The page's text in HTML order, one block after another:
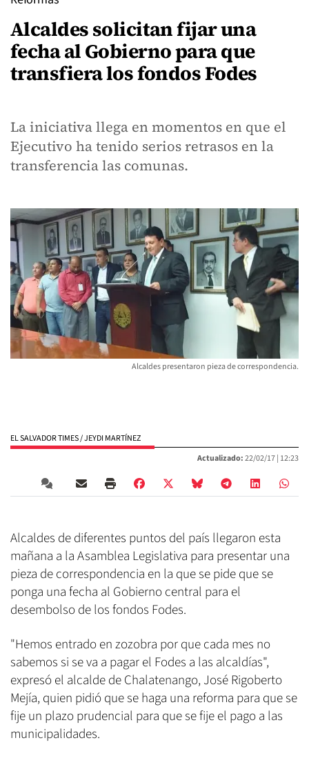
Alcaldes solicitan fijar una
fecha al Gobierno para que
transfiera los fondos Fodes
La iniciativa llega en momentos en que el
Ejecutivo ha tenido serios retrasos en la
transferencia las comunas.
Alcaldes presentaron pieza de correspondencia.
EL SALVADOR TIMES / JEYDI MARTÍNEZ
Actualizado:22/02/17 | 12:23
Alcaldes de diferentes puntos del país llegaron esta
mañana a la Asamblea Legislativa para presentar una
pieza de correspondencia en la que se pide que se
ponga una fecha al Gobierno central para el
desembolso de los fondos Fodes.
"Hemos entrado en zozobra por que cada mes no
sabemos si se va a pagar el Fodes a las alcaldías",
expresó el alcalde de Chalatenango, José Rigoberto
Mejía, quien pidió que se haga una reforma para que se
fije un plazo prudencial para que se fije el pago a las
municipalidades.